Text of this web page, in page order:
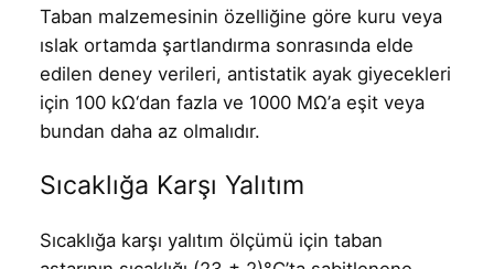
Taban malzemesinin özelliğine göre kuru veya
ıslak ortamda şartlandırma sonrasında elde
edilen deney verileri, antistatik ayak giyecekleri
için 100 kΩ‘dan fazla ve 1000 MΩ’a eşit veya
bundan daha az olmalıdır.
Sıcaklığa Karşı Yalıtım
Sıcaklığa karşı yalıtım ölçümü için taban